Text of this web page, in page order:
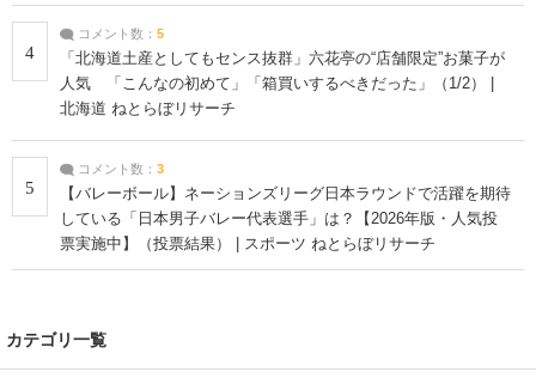
4
コメント数： 5
「北海道土産としてもセンス抜群」六花亭の“店舗限定”お菓子が
人気 「こんなの初めて」「箱買いするべきだった」（1/2） |
北海道 ねとらぼリサーチ
5
コメント数： 3
【バレーボール】ネーションズリーグ日本ラウンドで活躍を期待
している「日本男子バレー代表選手」は？【2026年版・人気投
票実施中】（投票結果） | スポーツ ねとらぼリサーチ
カテゴリ一覧